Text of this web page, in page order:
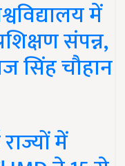
में
संपन्न,
सिंह चौहान
में